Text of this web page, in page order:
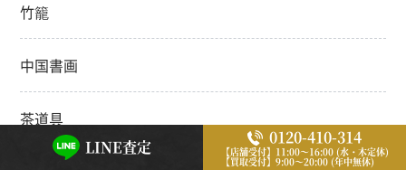
竹籠
中国書画
茶道具
LINE査定 0120-410-314
【店舗受付】11:00～16:00 (水・木定休)
【買取受付】9:00～20:00 (年中無休)